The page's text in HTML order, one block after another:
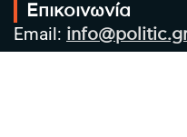
Επικοινωνία
Email:
Τηλ: